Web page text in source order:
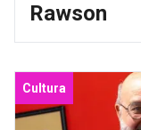
Rawson
Cultura